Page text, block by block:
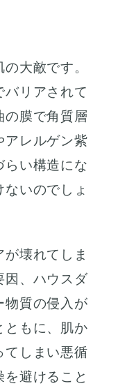
大敵です。
バリアされて
の膜で角質層
アレルゲン紫
らい構造にな
いのでしょ
壊れてしま
因、ハウスダ
物質の侵入が
ともに、肌か
てしまい悪循
避けること